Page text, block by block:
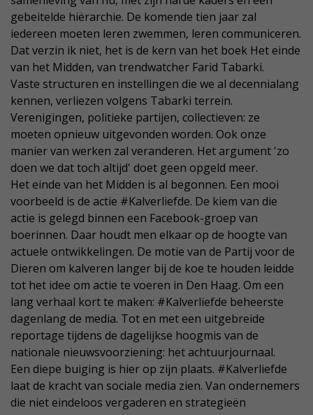
gebeitelde hiërarchie. De komende tien jaar zal
iedereen moeten leren zwemmen, leren communiceren.
Dat verzin ik niet, het is de kern van het boek Het einde
van het Midden, van trendwatcher Farid Tabarki.
Vaste structuren en instellingen die we al decennialang
kennen, verliezen volgens Tabarki terrein.
Verenigingen, politieke partijen, collectieven: ze
moeten opnieuw uitgevonden worden. Ook onze
manier van werken zal veranderen. Het argument 'zo
doen we dat toch altijd' doet geen opgeld meer.
Het einde van het Midden is al begonnen. Een mooi
voorbeeld is de actie #Kalverliefde. De kiem van die
actie is gelegd binnen een Facebook-groep van
boerinnen. Daar houdt men elkaar op de hoogte van
actuele ontwikkelingen. De motie van de Partij voor de
Dieren om kalveren langer bij de koe te houden leidde
tot het idee om actie te voeren in Den Haag. Om een
lang verhaal kort te maken: #Kalverliefde beheerste
dagenlang de media. Tot en met een uitgebreide
reportage tijdens de dagelijkse hoogmis van de
nationale nieuwsvoorziening: het achtuurjournaal.
Een diepe buiging is hier op zijn plaats. #Kalverliefde
laat de kracht van sociale media zien. Van ondernemers
die niet eindeloos vergaderen en strategieën